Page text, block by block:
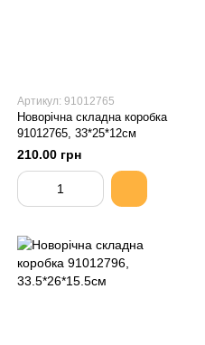
Артикул: 91012765
Новорічна складна коробка
91012765, 33*25*12см
210.00 грн